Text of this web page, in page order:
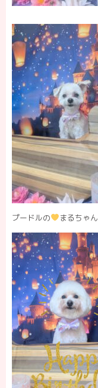
プードルの まるちゃん